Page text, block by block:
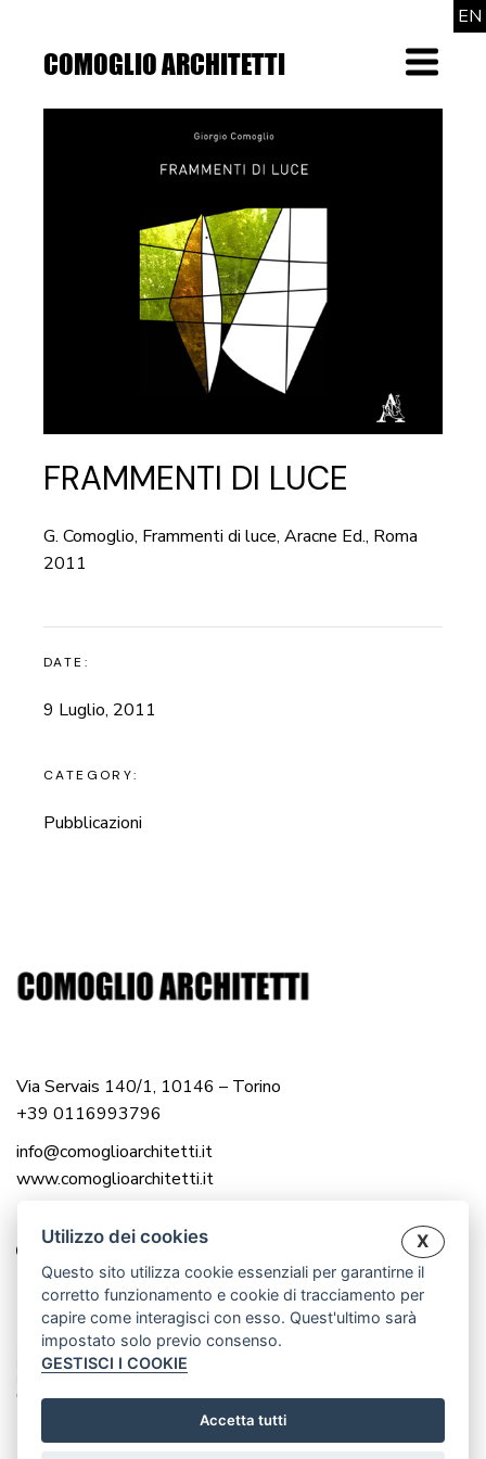
EN
contentCOMOGLIO ARCHITETTI Menu
FRAMMENTI DI LUCE
G. Comoglio, Frammenti di luce, Aracne Ed., Roma
2011
DATE:
9 Luglio, 2011
CATEGORY:
Pubblicazioni
Via Servais 140/1, 10146 – Torino
+39 0116993796
info@comoglioarchitetti.it
www.comoglioarchitetti.it
© 2025 COMOGLIO ARCHITETTI |
P.IVA 12976560016
P.IVA 12983000014
CREATED BY WWW.CRISANDCRIS.NET
Utilizzo dei cookies X
Questo sito utilizza cookie essenziali per garantirne il
corretto funzionamento e cookie di tracciamento per
capire come interagisci con esso. Quest'ultimo sarà
impostato solo previo consenso.
GESTISCI I COOKIE
Accetta tutti